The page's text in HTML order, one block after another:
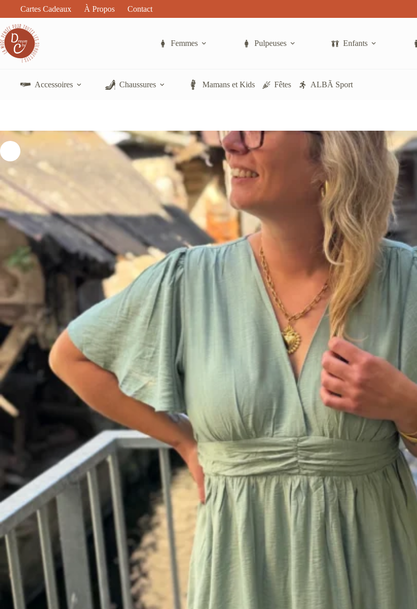
contenu
Cartes Cadeaux À Propos Contact
Femmes Pulpeuses Enfants
Accessoires Chaussures Mamans et Kids Fêtes ALBÃ Sport